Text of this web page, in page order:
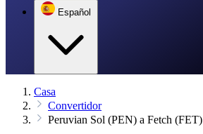
Español
Casa
Convertidor
Peruvian Sol (PEN) a Fetch (FET)